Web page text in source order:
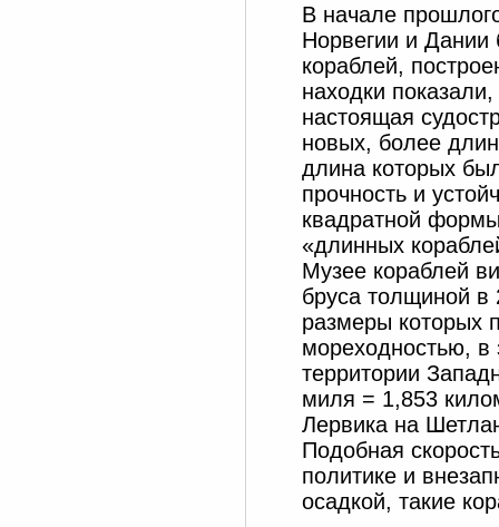
В начале
Норвегии и Дании
кораблей,
находки
настоящая
новых, более
длина которых
прочность и
квадратной
«длинных
Музее кораблей
бруса толщиной
размеры которых
мореходностью, в
территории
миля = 1,853
Лервика на
Подобная
политике и
осадкой, такие